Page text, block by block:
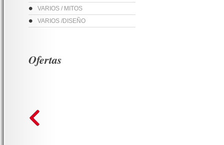
VARIOS / MITOS
VARIOS /DISEÑO
Ofertas